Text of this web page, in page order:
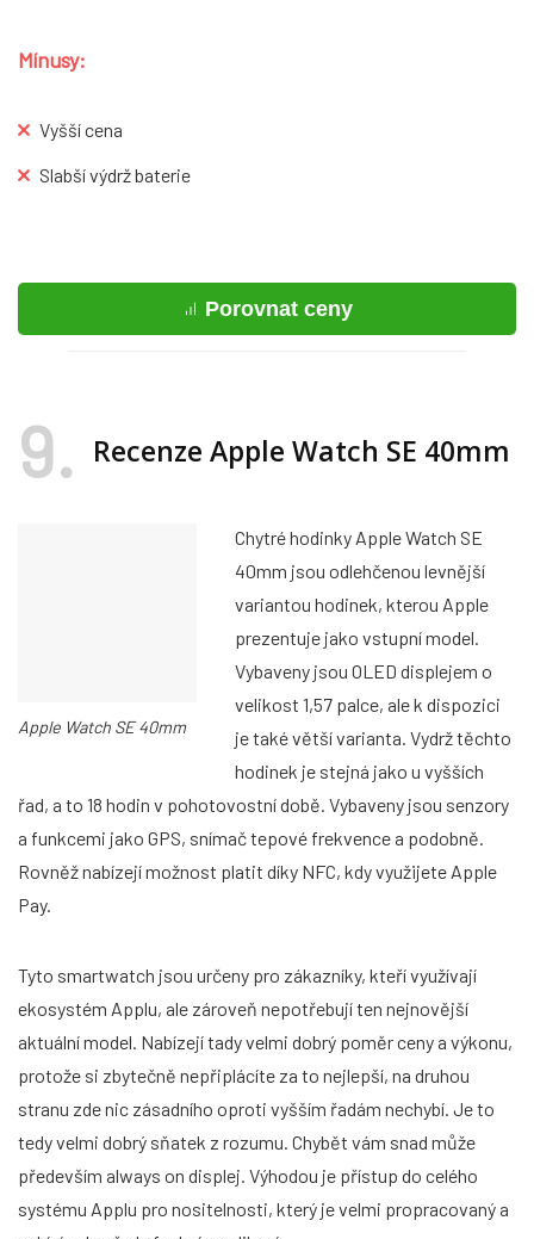
Mínusy:
Vyšší cena
Slabší výdrž baterie
Porovnat ceny
9 Recenze Apple Watch SE 40mm
Apple Watch SE 40mm
Chytré hodinky Apple Watch SE
40mm jsou odlehčenou levnější
variantou hodinek, kterou Apple
prezentuje jako vstupní model.
Vybaveny jsou OLED displejem o
velikost 1,57 palce, ale k dispozici
je také větší varianta. Vydrž těchto
hodinek je stejná jako u vyšších
řad, a to 18 hodin v pohotovostní době. Vybaveny jsou senzory
a funkcemi jako GPS, snímač tepové frekvence a podobně.
Rovněž nabízejí možnost platit díky NFC, kdy využijete Apple
Pay.
Tyto smartwatch jsou určeny pro zákazníky, kteří využívají
ekosystém Applu, ale zároveň nepotřebují ten nejnovější
aktuální model. Nabízejí tady velmi dobrý poměr ceny a výkonu,
protože si zbytečně nepřiplácíte za to nejlepší, na druhou
stranu zde nic zásadního oproti vyšším řadám nechybí. Je to
tedy velmi dobrý sňatek z rozumu. Chybět vám snad může
především always on displej. Výhodou je přístup do celého
systému Applu pro nositelnosti, který je velmi propracovaný a